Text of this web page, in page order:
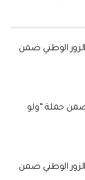
الزور الوطني ضمن
ضمن حملة “ولو
الزور الوطني ضمن